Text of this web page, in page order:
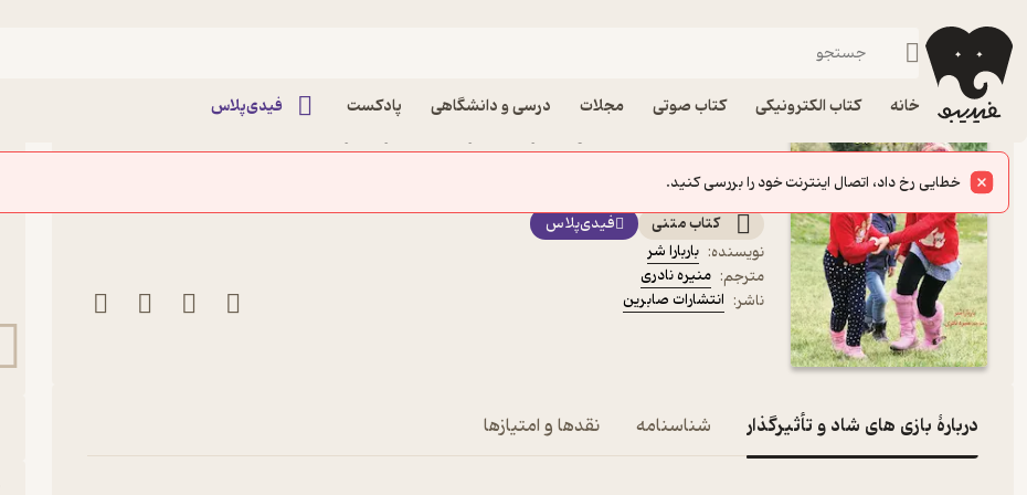
خانه کتاب الکترونیکی کتاب صوتی مجلات درسی و دانشگاهی پادکست فیدی‌پلاس
فیدیبو کتاب الکترونیکی
انتشارات صابرین
با رویکرد پرورش روان
کتاب متنی
فیدی‌پلاس
نویسنده: باربارا شر
مترجم: منیره نادری
ناشر: انتشارات صابرین
دربارۀ بازی های شاد و تأثیرگذار شناسنامه نقدها و امتیازها
خطایی رخ داد، اتصال اینترنت خود را بررسی کنید.